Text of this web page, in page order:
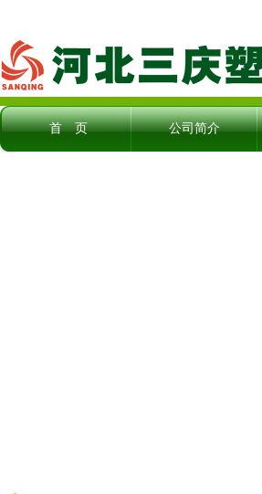
首 页 公司简介